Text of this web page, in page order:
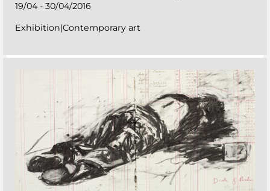
19/04 - 30/04/2016
Exhibition|Contemporary art